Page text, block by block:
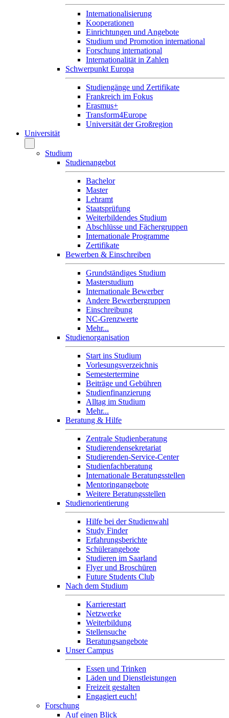
Internationalisierung
Kooperationen
Einrichtungen und Angebote
Studium und Promotion international
Forschung international
Internationalität in Zahlen
Schwerpunkt Europa
Studiengänge und Zertifikate
Frankreich im Fokus
Erasmus+
Transform4Europe
Universität der Großregion
Universität
Studium
Studienangebot
Bachelor
Master
Lehramt
Staatsprüfung
Weiterbildendes Studium
Abschlüsse und Fächergruppen
Internationale Programme
Zertifikate
Bewerben & Einschreiben
Grundständiges Studium
Masterstudium
Internationale Bewerber
Andere Bewerbergruppen
Einschreibung
NC-Grenzwerte
Mehr...
Studienorganisation
Start ins Studium
Vorlesungsverzeichnis
Semestertermine
Beiträge und Gebühren
Studienfinanzierung
Alltag im Studium
Mehr...
Beratung & Hilfe
Zentrale Studienberatung
Studierendensekretariat
Studierenden-Service-Center
Studienfachberatung
Internationale Beratungsstellen
Mentoringangebote
Weitere Beratungsstellen
Studienorientierung
Hilfe bei der Studienwahl
Study Finder
Erfahrungsberichte
Schülerangebote
Studieren im Saarland
Flyer und Broschüren
Future Students Club
Nach dem Studium
Karrierestart
Netzwerke
Weiterbildung
Stellensuche
Beratungsangebote
Unser Campus
Essen und Trinken
Läden und Dienstleistungen
Freizeit gestalten
Engagiert euch!
Forschung
Auf einen Blick